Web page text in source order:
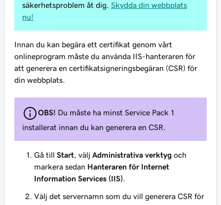
säkerhetsproblem åt dig. Skydda din webbplats
nu!
Innan du kan begära ett certifikat genom vårt
onlineprogram måste du använda IIS-hanteraren för
att generera en certifikatsigneringsbegäran (CSR) för
din webbplats.
OBS! Du måste ha minst Service Pack 1
installerat innan du kan generera en CSR.
Gå till Start , välj Administrativa verktyg och
markera sedan Hanteraren för Internet
Information Services (IIS)
Välj det servernamn som du vill generera CSR för